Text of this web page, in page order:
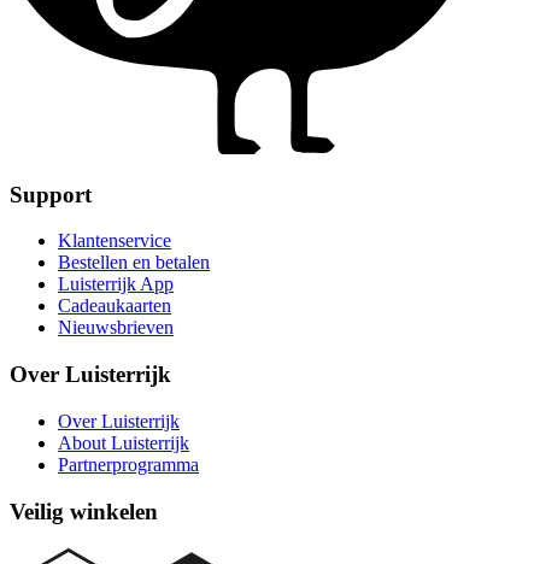
Support
Klantenservice
Bestellen en betalen
Luisterrijk App
Cadeaukaarten
Nieuwsbrieven
Over Luisterrijk
Over Luisterrijk
About Luisterrijk
Partnerprogramma
Veilig winkelen